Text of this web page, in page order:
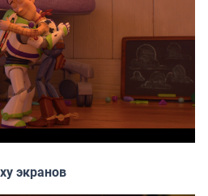
экранов